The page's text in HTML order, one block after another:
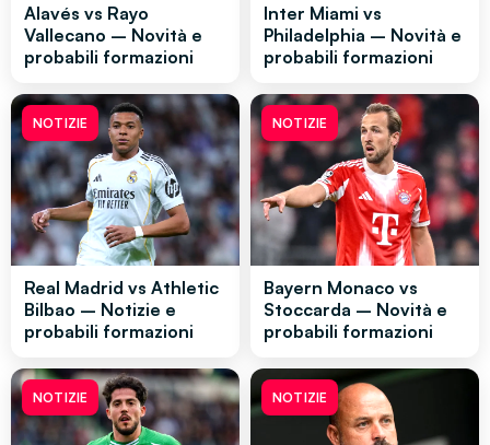
Alavés vs Rayo
Vallecano – Novità e
probabili formazioni
Inter Miami vs
Philadelphia – Novità e
probabili formazioni
NOTIZIE
Real Madrid vs Athletic
Bilbao – Notizie e
probabili formazioni
NOTIZIE
Bayern Monaco vs
Stoccarda – Novità e
probabili formazioni
NOTIZIE NOTIZIE